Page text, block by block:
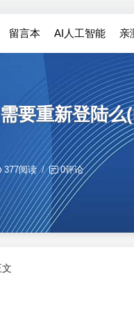
留言本 AI人工智能 亲
要重新登陆
377阅读 0评论